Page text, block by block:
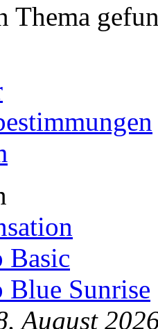
Thema
Basic
Sunrise
August